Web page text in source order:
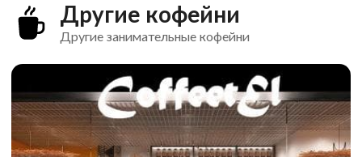
Другие кофейни
Другие занимательные кофейни